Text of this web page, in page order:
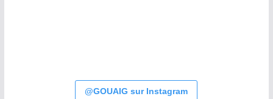
@GOUAIG sur Instagram